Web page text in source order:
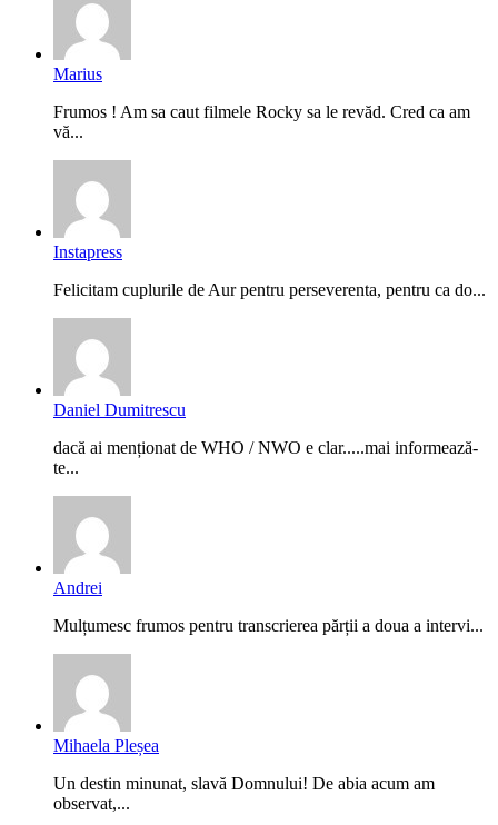
Marius
Frumos ! Am sa caut filmele Rocky sa le revăd. Cred ca am
vă...
Instapress
Felicitam cuplurile de Aur pentru perseverenta, pentru ca do...
Daniel Dumitrescu
dacă ai menționat de WHO / NWO e clar.....mai informează-
te...
Andrei
Mulțumesc frumos pentru transcrierea părții a doua a intervi...
Mihaela Pleșea
Un destin minunat, slavă Domnului! De abia acum am
observat,...